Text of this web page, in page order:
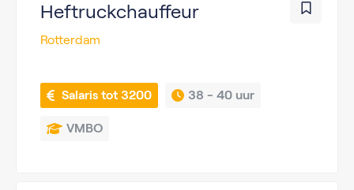
Heftruckchauffeur
Rotterdam
Salaris tot 3200 38 - 40 uur
VMBO